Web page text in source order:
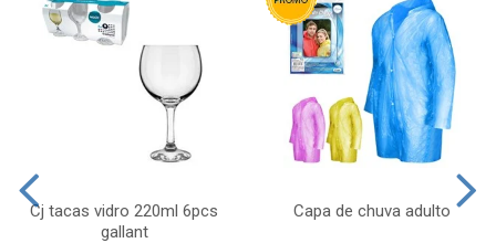
Cj tacas vidro 220ml 6pcs
gallant
Capa de chuva adulto